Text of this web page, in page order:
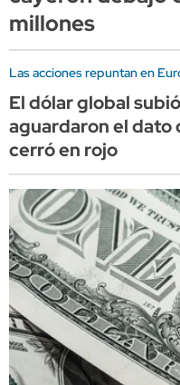
millones
Las acciones repuntan en
El dólar global
aguardaron el dato
cerró en rojo